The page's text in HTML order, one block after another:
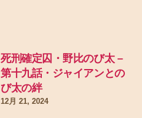
死刑確定囚・野比のび太 –
第十九話・ジャイアンとの
び太の絆
12月 21, 2024